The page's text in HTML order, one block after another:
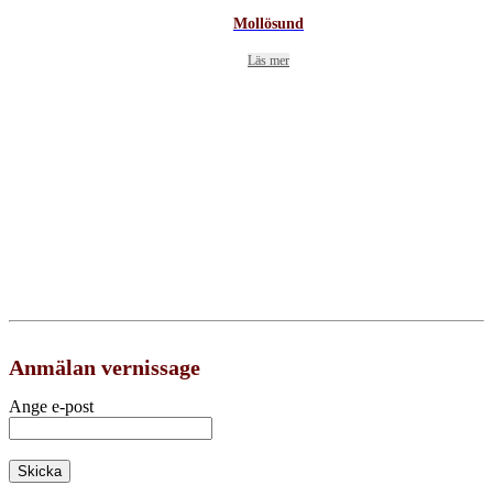
Mollösund
Läs mer
Anmälan vernissage
Ange e-post